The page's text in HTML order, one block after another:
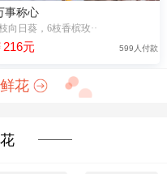
事称心
向日葵，6枝香槟玫··
216元 599人付款
花